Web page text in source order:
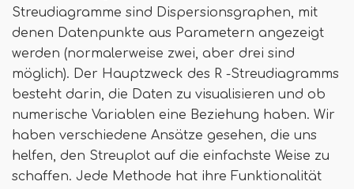
Streudiagramme sind Dispersionsgraphen, mit
denen Datenpunkte aus Parametern angezeigt
werden (normalerweise zwei, aber drei sind
möglich). Der Hauptzweck des R -Streudiagramms
besteht darin, die Daten zu visualisieren und ob
numerische Variablen eine Beziehung haben. Wir
haben verschiedene Ansätze gesehen, die uns
helfen, den Streuplot auf die einfachste Weise zu
schaffen. Jede Methode hat ihre Funktionalität